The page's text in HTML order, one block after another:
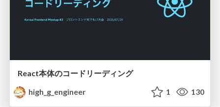
React本体のコードリーディング
high_g_engineer
1 130